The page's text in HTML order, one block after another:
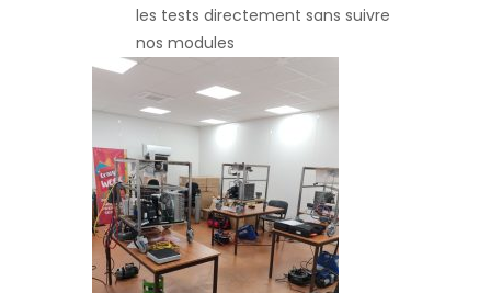
les tests directement sans suivre
nos modules